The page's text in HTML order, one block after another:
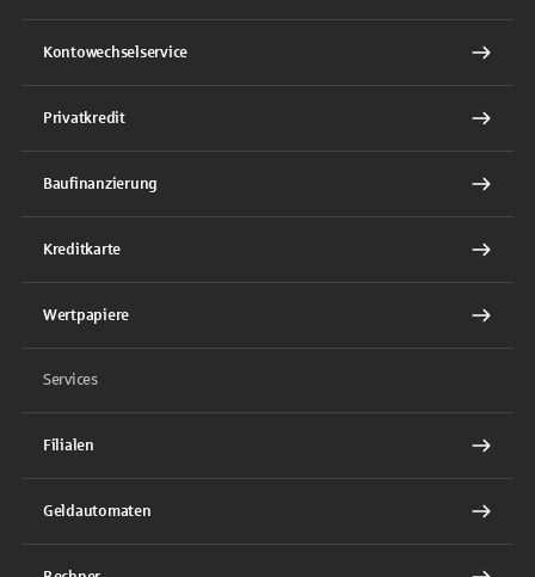
Kontowechselservice
Privatkredit
Baufinanzierung
Kreditkarte
Wertpapiere
Services
Filialen
Geldautomaten